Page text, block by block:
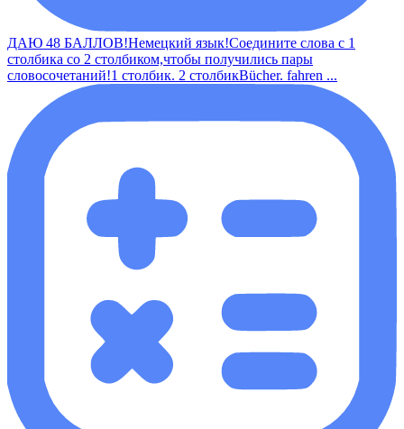
ДАЮ 48 БАЛЛОВ!Немецкий язык!Соедините слова с 1
столбика со 2 столбиком,чтобы получились пары
словосочетаний!1 столбик. 2 столбикBücher. fahren ...